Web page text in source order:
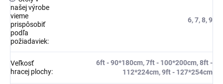
našej výrobe
vieme
prispôsobiť
podľa
požiadaviek:
6, 7, 8, 9
Veľkosť
hracej plochy:
6ft - 90*180cm, 7ft - 100*200cm, 8ft -
112*224cm, 9ft - 127*254cm